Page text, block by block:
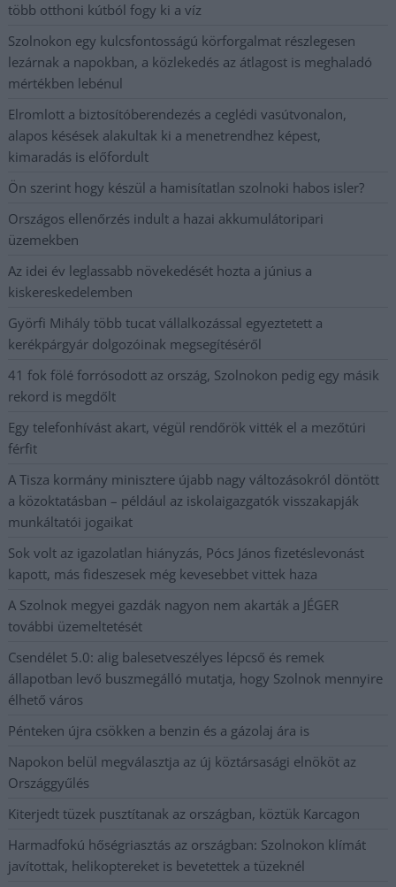
több otthoni kútból fogy ki a víz
Szolnokon egy kulcsfontosságú körforgalmat részlegesen
lezárnak a napokban, a közlekedés az átlagost is meghaladó
mértékben lebénul
Elromlott a biztosítóberendezés a ceglédi vasútvonalon,
alapos késések alakultak ki a menetrendhez képest,
kimaradás is előfordult
Ön szerint hogy készül a hamisítatlan szolnoki habos isler?
Országos ellenőrzés indult a hazai akkumulátoripari
üzemekben
Az idei év leglassabb növekedését hozta a június a
kiskereskedelemben
Györfi Mihály több tucat vállalkozással egyeztetett a
kerékpárgyár dolgozóinak megsegítéséről
41 fok fölé forrósodott az ország, Szolnokon pedig egy másik
rekord is megdőlt
Egy telefonhívást akart, végül rendőrök vitték el a mezőtúri
férfit
A Tisza kormány minisztere újabb nagy változásokról döntött
a közoktatásban – például az iskolaigazgatók visszakapják
munkáltatói jogaikat
Sok volt az igazolatlan hiányzás, Pócs János fizetéslevonást
kapott, más fideszesek még kevesebbet vittek haza
A Szolnok megyei gazdák nagyon nem akarták a JÉGER
további üzemeltetését
Csendélet 5.0: alig balesetveszélyes lépcső és remek
állapotban levő buszmegálló mutatja, hogy Szolnok mennyire
élhető város
Pénteken újra csökken a benzin és a gázolaj ára is
Napokon belül megválasztja az új köztársasági elnököt az
Országgyűlés
Kiterjedt tüzek pusztítanak az országban, köztük Karcagon
Harmadfokú hőségriasztás az országban: Szolnokon klímát
javítottak, helikoptereket is bevetettek a tüzeknél